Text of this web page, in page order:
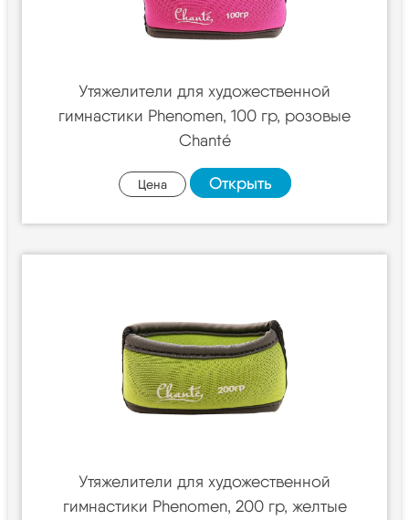
Утяжелители для художественной
гимнастики Phenomen, 100 гр, розовые
Chanté
Цена Открыть
Утяжелители для художественной
гимнастики Phenomen, 200 гр, желтые